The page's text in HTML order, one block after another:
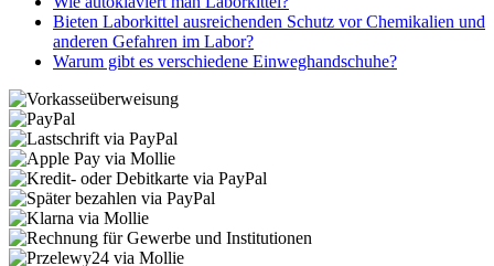
Bieten Laborkittel ausreichenden Schutz vor Chemikalien und
anderen Gefahren im Labor?
Warum gibt es verschiedene Einweghandschuhe?